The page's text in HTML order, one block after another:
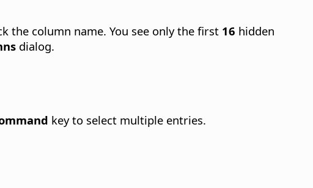
the column name. You see only the first 16 hidden
dialog.
key to select multiple entries.